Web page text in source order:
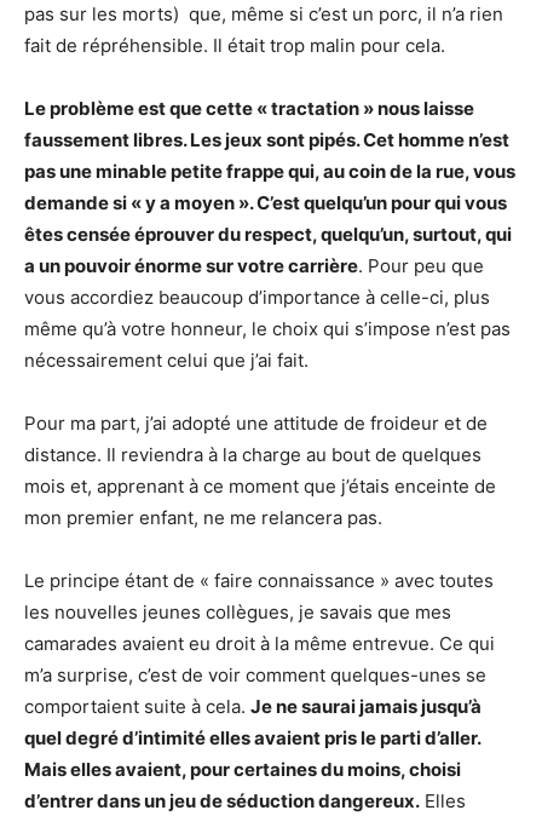
pas sur les morts) que, même si c’est un porc, il n’a rien
fait de répréhensible. Il était trop malin pour cela.
Le problème est que cette « tractation » nous laisse
faussement libres. Les jeux sont pipés. Cet homme n’est
pas une minable petite frappe qui, au coin de la rue, vous
demande si « y a moyen ». C’est quelqu’un pour qui vous
êtes censée éprouver du respect, quelqu’un, surtout, qui
a un pouvoir énorme sur votre carrière. Pour peu que
vous accordiez beaucoup d’importance à celle-ci, plus
même qu’à votre honneur, le choix qui s’impose n’est pas
nécessairement celui que j’ai fait.
Pour ma part, j’ai adopté une attitude de froideur et de
distance. Il reviendra à la charge au bout de quelques
mois et, apprenant à ce moment que j’étais enceinte de
mon premier enfant, ne me relancera pas.
Le principe étant de « faire connaissance » avec toutes
les nouvelles jeunes collègues, je savais que mes
camarades avaient eu droit à la même entrevue. Ce qui
m’a surprise, c’est de voir comment quelques-unes se
comportaient suite à cela. Je ne saurai jamais jusqu’à
quel degré d’intimité elles avaient pris le parti d’aller.
Mais elles avaient, pour certaines du moins, choisi
d’entrer dans un jeu de séduction dangereux. Elles